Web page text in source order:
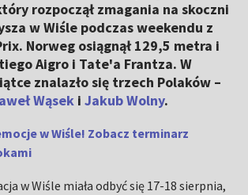
rozpoczął zmagania na skoczni
w Wiśle podczas weekendu z
Norweg osiągnął 129,5 metra i
Aigro i Tate'a Frantza. W
znalazło się trzech Polaków –
Wąsek iJakub Wolny.
w Wiśle! Zobacz terminarz
w Wiśle miała odbyć się 17-18 sierpnia,